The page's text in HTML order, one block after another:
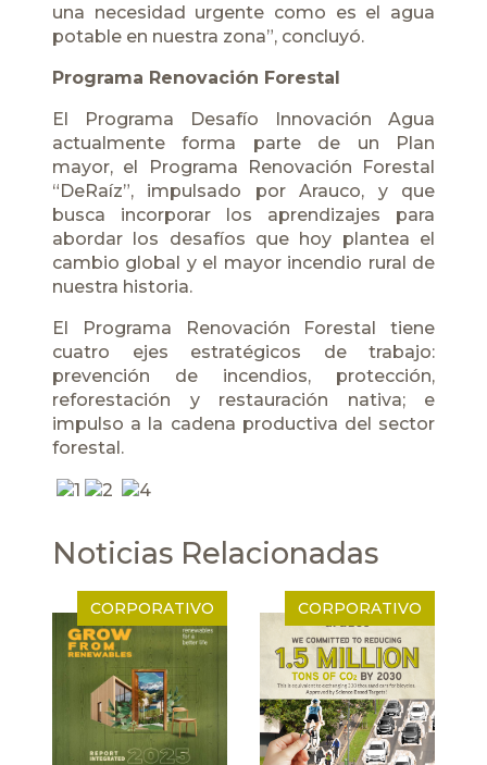
una necesidad urgente como es el agua
potable en nuestra zona”, concluyó.
Programa Renovación Forestal
El Programa Desafío Innovación Agua
actualmente forma parte de un Plan
mayor, el Programa Renovación Forestal
“DeRaíz”, impulsado por Arauco, y que
busca incorporar los aprendizajes para
abordar los desafíos que hoy plantea el
cambio global y el mayor incendio rural de
nuestra historia.
El Programa Renovación Forestal tiene
cuatro ejes estratégicos de trabajo:
prevención de incendios, protección,
reforestación y restauración nativa; e
impulso a la cadena productiva del sector
forestal.
Noticias Relacionadas
CORPORATIVO CORPORATIVO